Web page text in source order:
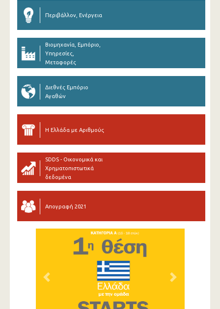
Περιβάλλον, Ενέργεια
Βιομηχανία, Εμπόριο,
Υπηρεσίες,
Μεταφορές
Διεθνές Εμπόριο
Αγαθών
Η Ελλάδα με Αριθμούς
SDDS - Οικονομικά και
Χρηματοπιστωτικά
δεδομένα
Απογραφή 2021
Previous Next